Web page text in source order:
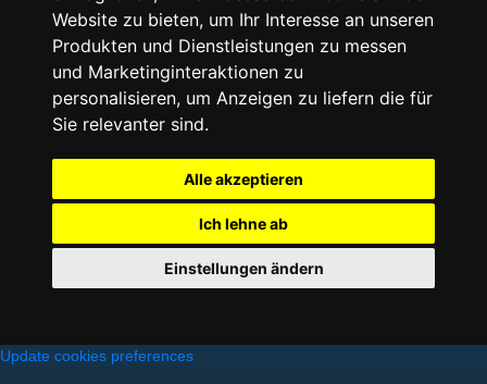
Website zu bieten, um Ihr Interesse an unseren
Produkten und Dienstleistungen zu messen
und Marketinginteraktionen zu
personalisieren, um Anzeigen zu liefern die für
Sie relevanter sind.
Alle akzeptieren
Ich lehne ab
Einstellungen ändern
Update cookies preferences